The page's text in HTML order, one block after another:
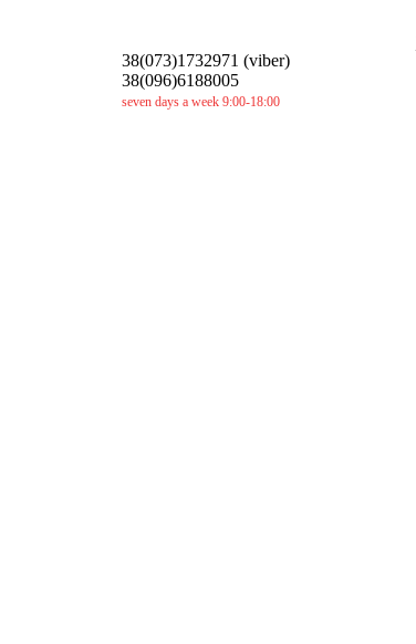
38(073)1732971 (viber)
38(096)6188005
seven days a week 9:00-18:00